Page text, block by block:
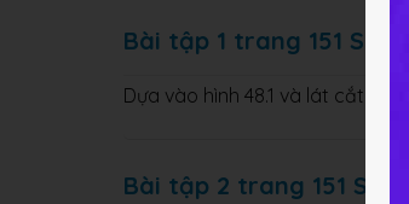
Bài tập 1 trang 151 SGK
Dựa vào hình 48.1 và lát cắt
Bài tập 2 trang 151 SGK